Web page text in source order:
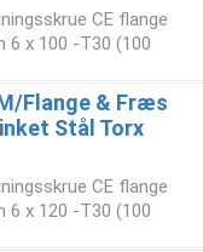
CE flange
6 x 100 -T30 (100
Flange & Fræs
Stål Torx
CE flange
6 x 120 -T30 (100